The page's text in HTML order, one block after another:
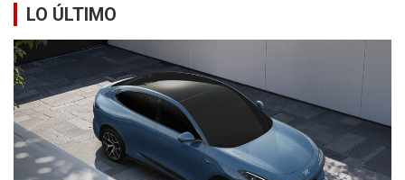
LO ÚLTIMO